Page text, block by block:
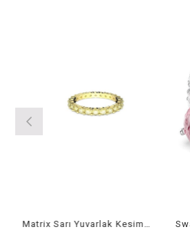
Matrix Sarı Yuvarlak Kesim Kadın Yüzük